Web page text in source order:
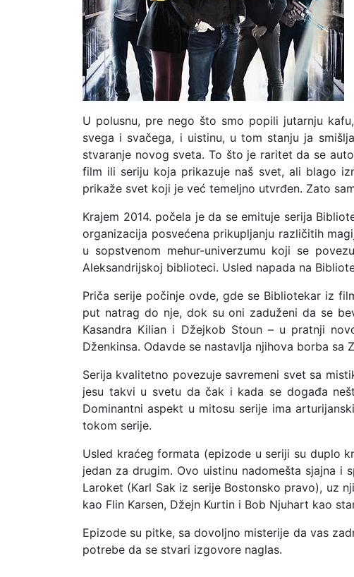
U polusnu, pre nego što smo popili jutarnju
svega i svačega, i uistinu, u tom stanju ja
stvaranje novog sveta. To što je raritet da se
film ili seriju koja prikazuje naš svet, ali blago
prikaže svet koji je već temeljno utvrđen. Zato
Krajem 2014. počela je da se emituje serija
organizacija posvećena prikupljanju različitih
u sopstvenom mehur-univerzumu koji se
Aleksandrijskoj biblioteci. Usled napada na
Priča serije počinje ovde, gde se Bibliotekar iz
put natrag do nje, dok su oni zaduženi da se
Kasandra Kilian i Džejkob Stoun – u pratnji
Dženkinsa. Odavde se nastavlja njihova borba
Serija kvalitetno povezuje savremeni svet sa
jesu takvi u svetu da čak i kada se događa
Dominantni aspekt u mitosu serije ima
tokom serije.
Usled kraćeg formata (epizode u seriji su duplo
jedan za drugim. Ovo uistinu nadomešta sjajna i
Laroket (Karl Sak iz serije Bostonsko pravo), uz
kao Flin Karsen, Džejn Kurtin i Bob Njuhart kao
Epizode su pitke, sa dovoljno misterije da vas
potrebe da se stvari izgovore naglas.